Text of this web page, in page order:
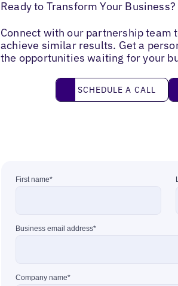
Ready to Transform Your Business?
Connect with our partnership team
achieve similar results. Get a
the opportunities waiting for your
Schedule a call
SCHEDULE A CALL